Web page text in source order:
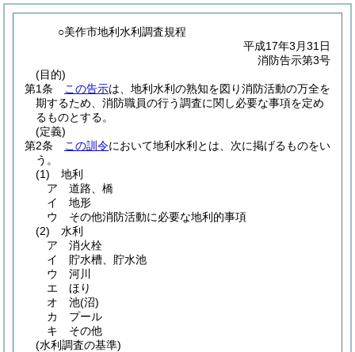
○美作市地利水利調査規程
平成17年3月31日
消防告示第3号
(目的)
第1条
この告示は、地利水利の熟知を図り消防活動の万全を
期するため、消防職員の行う調査に関し必要な事項を定め
るものとする。
(定義)
第2条
この訓令において地利水利とは、次に掲げるものをい
う。
(1)
地利
ア
道路、橋
イ
地形
ウ
その他消防活動に必要な地利的事項
(2)
水利
ア
消火栓
イ
貯水槽、貯水池
ウ
河川
エ
ほり
オ
池(沼)
カ
プール
キ
その他
(水利調査の基準)